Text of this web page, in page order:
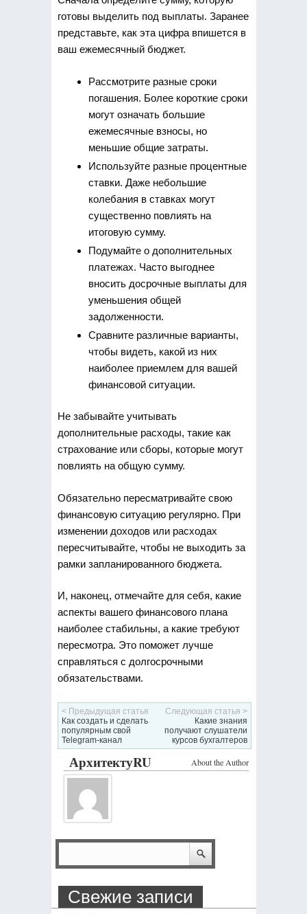
готовы выделить под выплаты. Заранее
представьте, как эта цифра впишется в
ваш ежемесячный бюджет.
Рассмотрите разные сроки
погашения. Более короткие сроки
могут означать большие
ежемесячные взносы, но
меньшие общие затраты.
Используйте разные процентные
ставки. Даже небольшие
колебания в ставках могут
существенно повлиять на
итоговую сумму.
Подумайте о дополнительных
платежах. Часто выгоднее
вносить досрочные выплаты для
уменьшения общей
задолженности.
Сравните различные варианты,
чтобы видеть, какой из них
наиболее приемлем для вашей
финансовой ситуации.
Не забывайте учитывать
дополнительные расходы, такие как
страхование или сборы, которые могут
повлиять на общую сумму.
Обязательно пересматривайте свою
финансовую ситуацию регулярно. При
изменении доходов или расходах
пересчитывайте, чтобы не выходить за
рамки запланированного бюджета.
И, наконец, отмечайте для себя, какие
аспекты вашего финансового плана
наиболее стабильны, а какие требуют
пересмотра. Это поможет лучше
справляться с долгосрочными
обязательствами.
< Предыдущая статья
Как создать и сделать
популярным свой
Telegram-канал
Следующая статья >
Какие знания
получают слушатели
курсов бухгалтеров
About the Author
АрхитектуRU
Свежие записи